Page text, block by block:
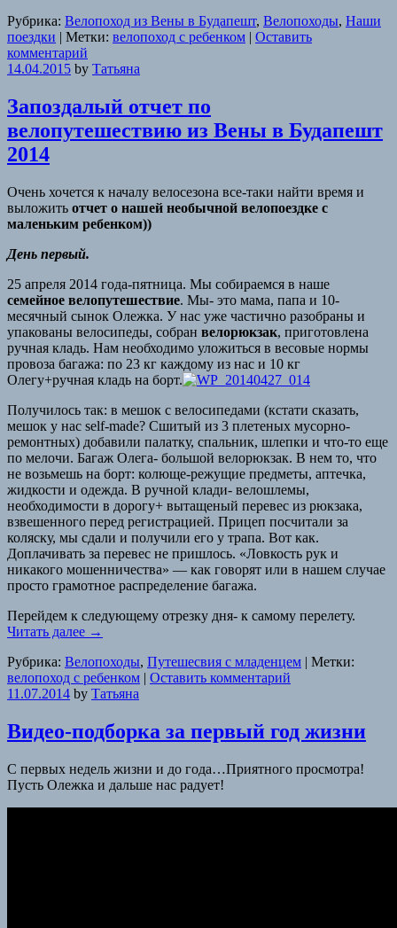
Рубрика: Велопоход из Вены в Будапешт, Велопоходы, Наши
поездки | Метки: велопоход с ребенком | Оставить
комментарий
14.04.2015 by Татьяна
Запоздалый отчет по
велопутешествию из Вены в Будапешт
2014
Очень хочется к началу велосезона все-таки найти время и
выложить отчет о нашей необычной велопоездке с
маленьким ребенком))
День первый.
25 апреля 2014 года-пятница. Мы собираемся в наше
семейное велопутешествие. Мы- это мама, папа и 10-
месячный сынок Олежка. У нас уже частично разобраны и
упакованы велосипеды, собран велорюкзак, приготовлена
ручная кладь. Нам необходимо уложиться в весовые нормы
провоза багажа: по 23 кг каждому из нас и 10 кг
Олегу+ручная кладь на борт.
Получилось так: в мешок с велосипедами (кстати сказать,
мешок у нас self-made? Сшитый из 3 плетеных мусорно-
ремонтных) добавили палатку, спальник, шлепки и что-то еще
по мелочи. Багаж Олега- большой велорюкзак. В нем то, что
не возьмешь на борт: колюще-режущие предметы, аптечка,
жидкости и одежда. В ручной клади- велошлемы,
необходимости в дорогу+ вытащеный перевес из рюкзака,
взвешенного перед регистрацией. Прицеп посчитали за
коляску, мы сдали и получили его у трапа. Вот как.
Доплачивать за перевес не пришлось. «Ловкость рук и
никакого мошенничества» — как говорят или в нашем случае
просто грамотное распределение багажа.
Перейдем к следующему отрезку дня- к самому перелету.
Читать далее →
Рубрика: Велопоходы, Путешесвия с младенцем | Метки:
велопоход с ребенком | Оставить комментарий
11.07.2014 by Татьяна
Видео-подборка за первый год жизни
С первых недель жизни и до года…Приятного просмотра!
Пусть Олежка и дальше нас радует!